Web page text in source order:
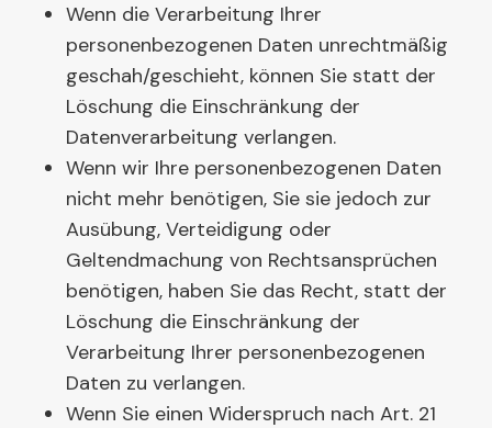
Wenn die Verarbeitung Ihrer
personenbezogenen Daten unrechtmäßig
geschah/geschieht, können Sie statt der
Löschung die Einschränkung der
Datenverarbeitung verlangen.
Wenn wir Ihre personenbezogenen Daten
nicht mehr benötigen, Sie sie jedoch zur
Ausübung, Verteidigung oder
Geltendmachung von Rechtsansprüchen
benötigen, haben Sie das Recht, statt der
Löschung die Einschränkung der
Verarbeitung Ihrer personenbezogenen
Daten zu verlangen.
Wenn Sie einen Widerspruch nach Art. 21